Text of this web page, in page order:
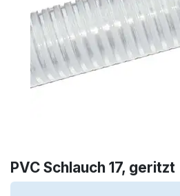
PVC Schlauch 17, geritzt